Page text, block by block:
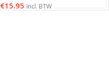
€15.95 Incl. BTW